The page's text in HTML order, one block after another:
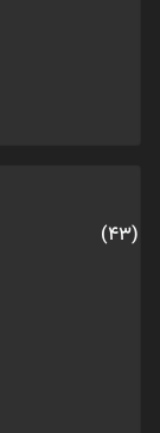
(43)